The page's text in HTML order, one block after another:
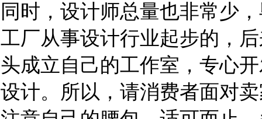
同时，设计师总量也非常少
工厂从事设计行业起步的，
头成立自己的工作室，专心
设计。所以，请消费者面对